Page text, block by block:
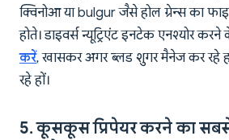
क्विनोआ या bulgur जैसे होल ग्रेन्स का
होते। डाइवर्स न्यूट्रिएंट इनटेक एनश्योर
करें, खासकर अगर ब्लड शुगर मैनेज कर रहे
रहे हों।
5. कूसकूस प्रिपेयर करने का सबसे